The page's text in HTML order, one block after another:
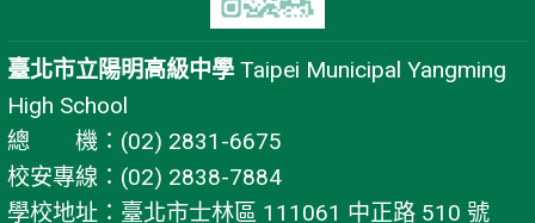
臺北市立陽明高級中學 Taipei Municipal Yangming
High School
總 機：(02) 2831-6675
校安專線：(02) 2838-7884
學校地址：臺北市士林區 111061 中正路 510 號